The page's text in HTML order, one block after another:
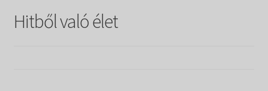
Kiadványok
Hitből való élet